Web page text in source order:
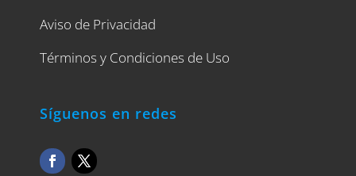
Aviso de Privacidad
Términos y Condiciones de Uso
Síguenos en redes